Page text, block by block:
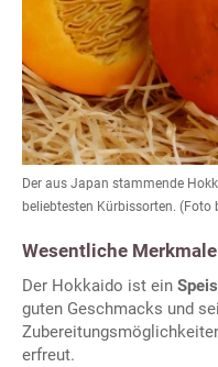
Der aus Japan stammende
beliebtesten Kürbissorten.
Wesentliche
Der Hokkaido ist ein
guten Geschmacks und
erfreut.